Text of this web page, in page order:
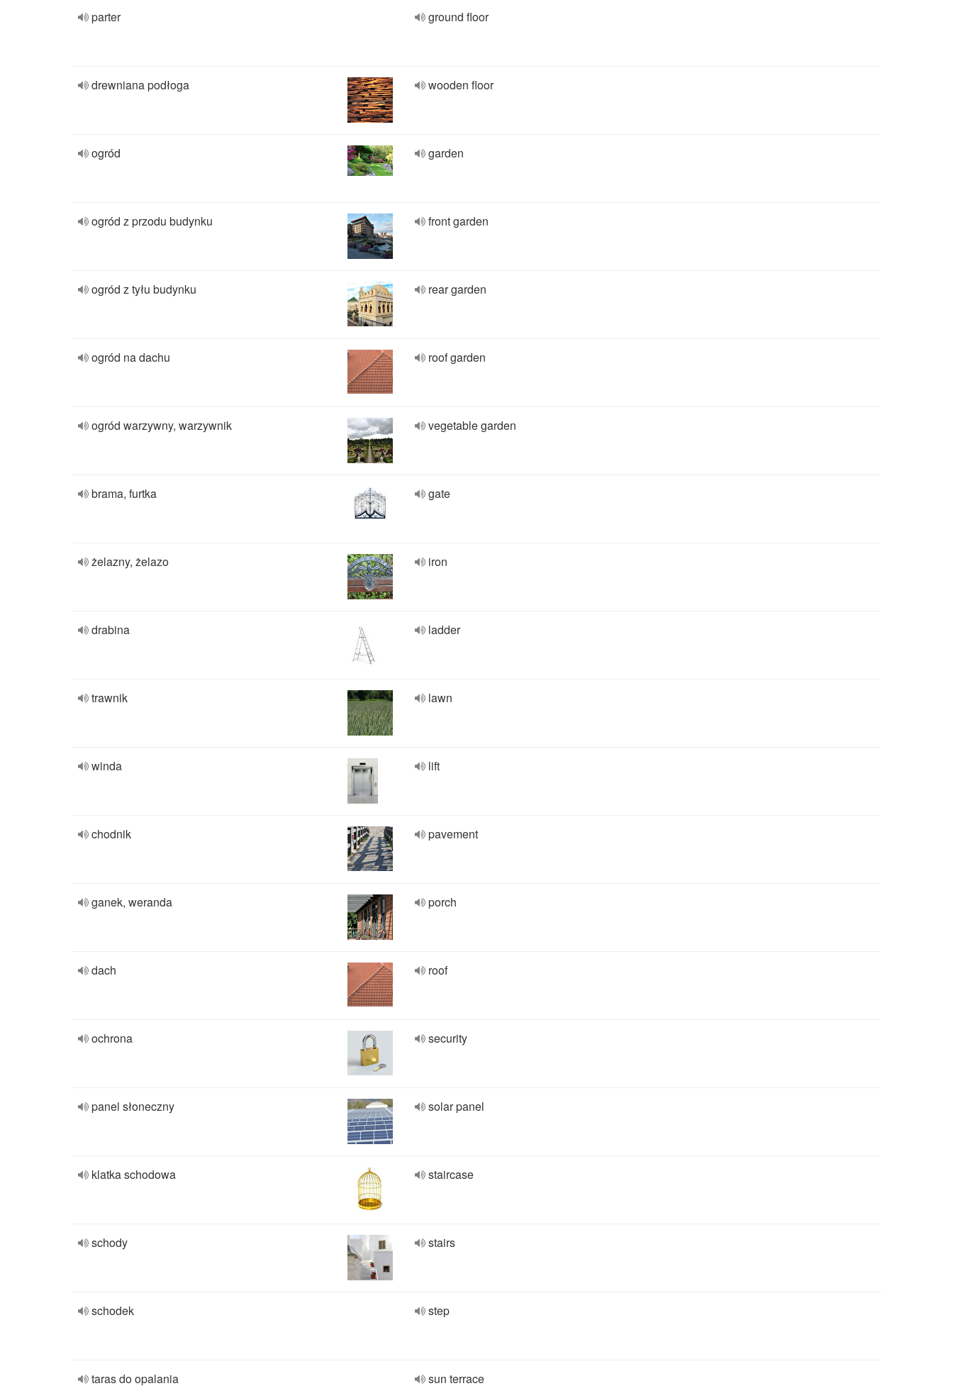
parter ground floor
drewniana podłoga wooden floor
ogród garden
ogród z przodu budynku front garden
ogród z tyłu budynku rear garden
ogród na dachu roof garden
ogród warzywny, warzywnik vegetable garden
brama, furtka gate
żelazny, żelazo iron
drabina ladder
trawnik lawn
winda lift
chodnik pavement
ganek, weranda porch
dach roof
ochrona security
panel słoneczny solar panel
klatka schodowa staircase
schody stairs
schodek step
taras do opalania sun terrace